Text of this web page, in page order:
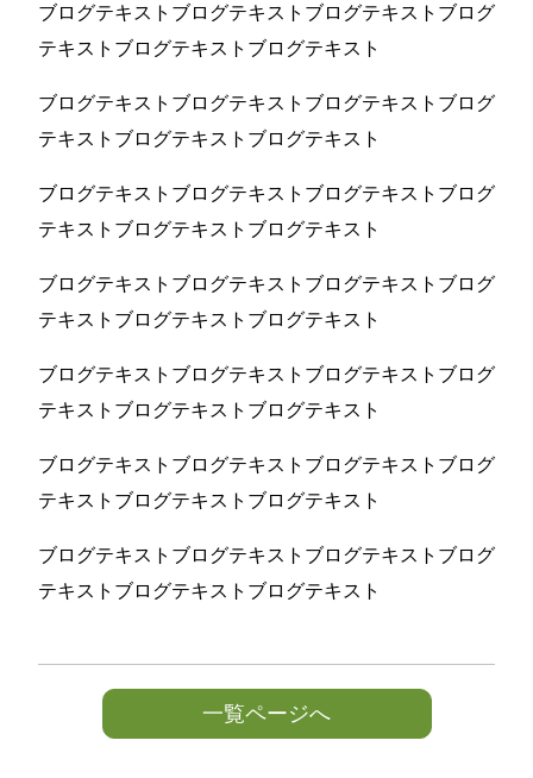
ブログテキストブログテキストブログテキストブログ
テキストブログテキストブログテキスト
ブログテキストブログテキストブログテキストブログ
テキストブログテキストブログテキスト
ブログテキストブログテキストブログテキストブログ
テキストブログテキストブログテキスト
ブログテキストブログテキストブログテキストブログ
テキストブログテキストブログテキスト
ブログテキストブログテキストブログテキストブログ
テキストブログテキストブログテキスト
ブログテキストブログテキストブログテキストブログ
テキストブログテキストブログテキスト
ブログテキストブログテキストブログテキストブログ
テキストブログテキストブログテキスト
一覧ページへ